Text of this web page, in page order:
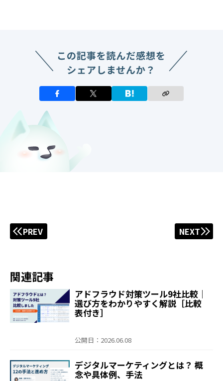
PREV NEXT
関連記事
アドフラウド対策ツール9社比較｜
選び方をわかりやすく解説［比較
表付き］
公開日：2026.06.08
デジタルマーケティングとは？ 概
念や具体例、手法